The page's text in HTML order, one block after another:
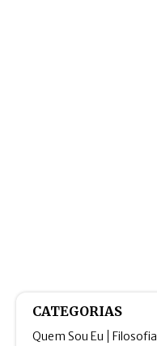
CATEGORIAS
Quem Sou Eu Filosofia